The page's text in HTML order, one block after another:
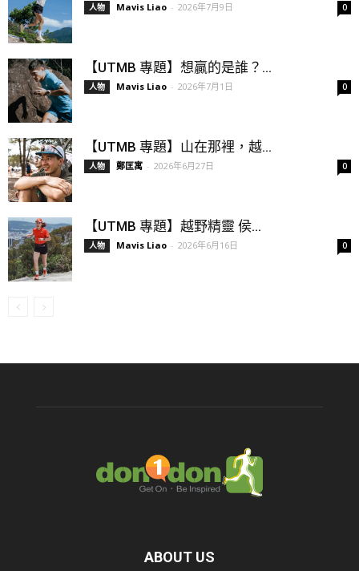
人物 Mavis Liao - 2026年7月9日 0
【UTMB 專題】想贏的是誰？...
人物 Mavis Liao - 2026年7月1日 0
【UTMB 專題】山在那裡，越...
人物 鄭匡寓 - 2026年6月27日 0
【UTMB 專題】越野精靈 侯...
人物 Mavis Liao - 2026年6月16日 0
ABOUT US